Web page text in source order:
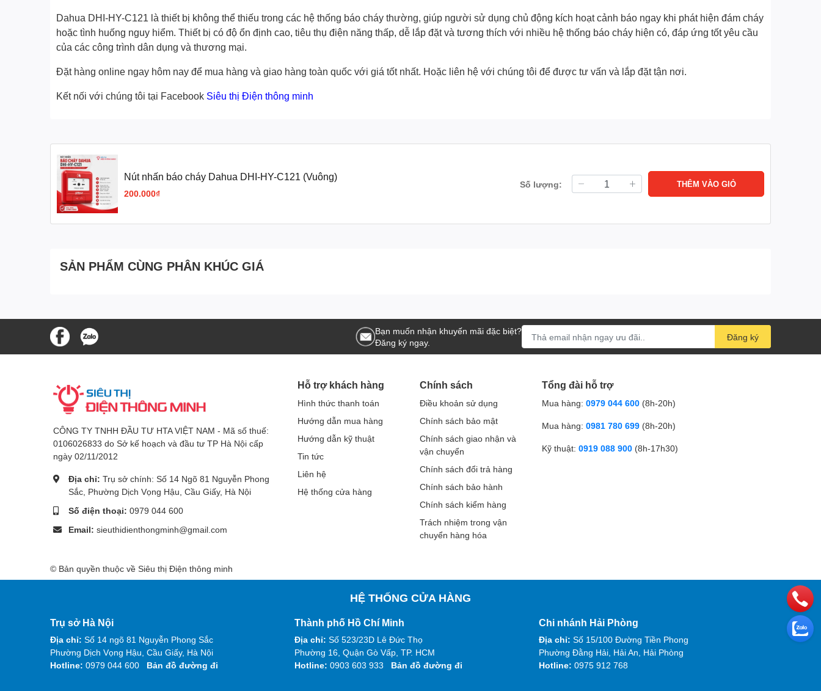
Dahua DHI-HY-C121 là thiết bị không thể thiếu trong các hệ thống báo cháy thường, giúp người sử dụng chủ động kích hoạt cảnh báo ngay khi phát hiện đám cháy
hoặc tình huống nguy hiểm. Thiết bị có độ ổn định cao, tiêu thụ điện năng thấp, dễ lắp đặt và tương thích với nhiều hệ thống báo cháy hiện có, đáp ứng tốt yêu cầu
của các công trình dân dụng và thương mại.
Đặt hàng online ngay hôm nay để mua hàng và giao hàng toàn quốc với giá tốt nhất. Hoặc liên hệ với chúng tôi để được tư vấn và lắp đặt tận nơi.
Kết nối với chúng tôi tại Facebook Siêu thị Điện thông minh
Nút nhấn báo cháy Dahua DHI-HY-C121 (Vuông)
200.000₫
Số lượng: THÊM VÀO GIỎ
SẢN PHẨM CÙNG PHÂN KHÚC GIÁ
Bạn muốn nhận khuyến mãi đặc biệt?
Đăng ký ngay.
Đăng ký
CÔNG TY TNHH ĐẦU TƯ HTA VIỆT NAM - Mã số thuế:
0106026833 do Sở kế hoạch và đầu tư TP Hà Nội cấp
ngày 02/11/2012
Địa chỉ: Trụ sở chính: Số 14 Ngõ 81 Nguyễn Phong
Sắc, Phường Dịch Vọng Hậu, Cầu Giấy, Hà Nội
Số điện thoại: 0979 044 600
Email: sieuthidienthongminh@gmail.com
Hỗ trợ khách hàng
Hình thức thanh toán
Hướng dẫn mua hàng
Hướng dẫn kỹ thuật
Tin tức
Liên hệ
Hệ thống cửa hàng
Chính sách
Điều khoản sử dụng
Chính sách bảo mật
Chính sách giao nhận và
vận chuyển
Chính sách đổi trả hàng
Chính sách bảo hành
Chính sách kiểm hàng
Trách nhiệm trong vận
chuyển hàng hóa
Tổng đài hỗ trợ
Mua hàng: 0979 044 600 (8h-20h)
Mua hàng: 0981 780 699 (8h-20h)
Kỹ thuật: 0919 088 900 (8h-17h30)
© Bản quyền thuộc về Siêu thị Điện thông minh
HỆ THỐNG CỬA HÀNG
Trụ sở Hà Nội
Địa chỉ: Số 14 ngõ 81 Nguyễn Phong Sắc
Phường Dịch Vọng Hậu, Cầu Giấy, Hà Nội
Hotline: 0979 044 600 Bản đồ đường đi
Thành phố Hồ Chí Minh
Địa chỉ: Số 523/23D Lê Đức Thọ
Phường 16, Quận Gò Vấp, TP. HCM
Hotline: 0903 603 933 Bản đồ đường đi
Chi nhánh Hải Phòng
Địa chỉ: Số 15/100 Đường Tiền Phong
Phường Đằng Hải, Hải An, Hải Phòng
Hotline: 0975 912 768